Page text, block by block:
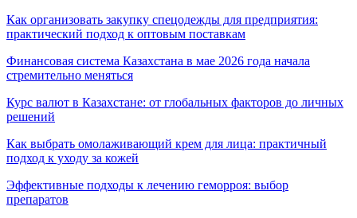
Как организовать закупку спецодежды для предприятия:
практический подход к оптовым поставкам
Финансовая система Казахстана в мае 2026 года начала
стремительно меняться
Курс валют в Казахстане: от глобальных факторов до личных
решений
Как выбрать омолаживающий крем для лица: практичный
подход к уходу за кожей
Эффективные подходы к лечению геморроя: выбор
препаратов